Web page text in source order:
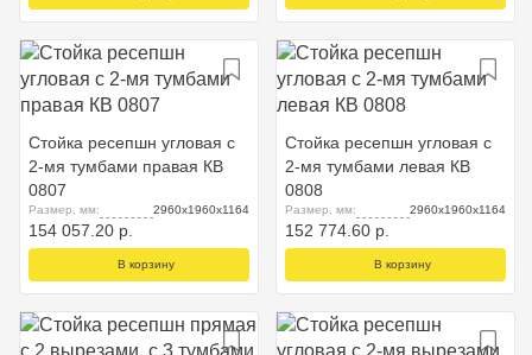
Стойка ресепшн угловая с
2-мя тумбами правая КВ
0807
Размер, мм: 2960x1960x1164
154 057.20 р.
В корзину
Стойка ресепшн угловая с
2-мя тумбами левая КВ
0808
Размер, мм: 2960x1960x1164
152 774.60 р.
В корзину